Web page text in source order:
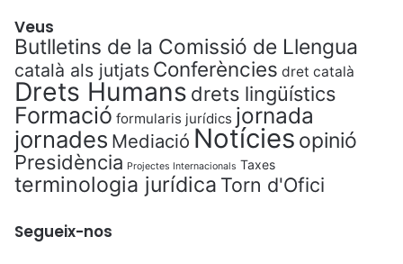
Veus
Butlletins de la Comissió de Llengua
català als jutjats Conferències dret català
Drets Humans drets lingüístics
Formació formularis jurídics jornada
jornades Mediació Notícies opinió
Presidència Projectes Internacionals Taxes
terminologia jurídica Torn d'Ofici
Segueix-nos